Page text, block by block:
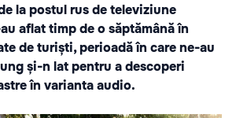
la postul rus de televiziune
aflat timp de o săptămână în
de turiști, perioadă în care ne-au
și-n lat pentru a descoperi
în varianta audio.